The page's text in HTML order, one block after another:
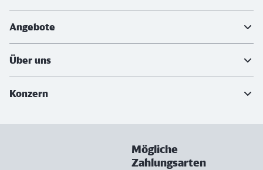
Angebote
Über uns
Konzern
Mögliche
Zahlungsarten